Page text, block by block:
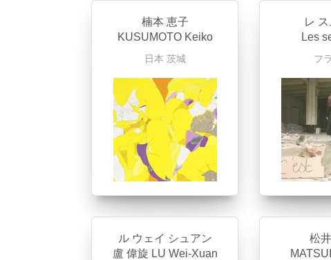
楠本 恵子
KUSUMOTO Keiko
日本 茨城
レ
Les
フ
ル ウェイ シュアン
盧 偉旋 LU Wei-Xuan
松